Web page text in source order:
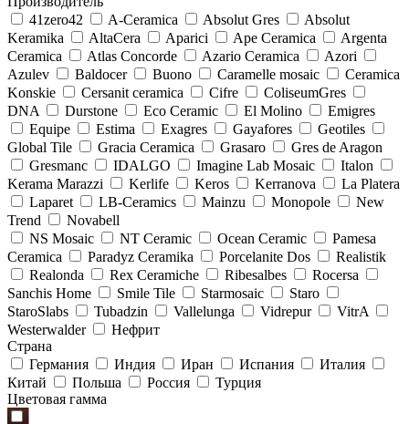
41zero42
A-Ceramica Absolut Gres
Absolut
Keramika
AltaCera Aparici Ape Ceramica
Argenta
Ceramica
Atlas Concorde Azario Ceramica
Azori
Azulev
Baldocer Buono Caramelle mosaic
Ceramica
Konskie
Cersanit ceramica Cifre
ColiseumGres
DNA
Durstone Eco Ceramic El Molino
Emigres
Equipe
Estima Exagres Gayafores
Geotiles
Global Tile
Gracia Ceramica Grasaro
Gres de Aragon
Gresmanc
IDALGO Imagine Lab Mosaic
Italon
Kerama Marazzi
Kerlife Keros Kerranova
La Platera
Laparet
LB-Ceramics Mainzu Monopole
New
Trend
Novabell
NS Mosaic
NT Ceramic Ocean Ceramic
Pamesa
Ceramica
Paradyz Сeramika Porcelanite Dos
Realistik
Realonda
Rex Ceramiche Ribesalbes
Rocersa
Sanchis Home
Smile Tile Starmosaic
Staro
StaroSlabs
Tubadzin Vallelunga Vidrepur
VitrA
Westerwalder
Нефрит
Страна
Германия
Индия Иран Испания
Италия
Китай
Польша Россия
Турция
Цветовая гамма